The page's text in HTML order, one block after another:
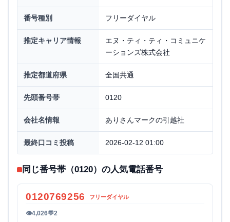
番号種別 フリーダイヤル
推定キャリア情報
エヌ・ティ・ティ・コミュニケ
ーションズ株式会社
推定都道府県 全国共通
先頭番号帯 0120
会社名情報 ありさんマークの引越社
最終口コミ投稿 2026-02-12 01:00
同じ番号帯（0120）の人気電話番号
0120769256 フリーダイヤル
👁4,026💬2